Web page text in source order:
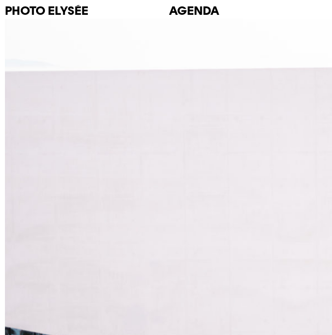
PHOTO ELYSÉE AGENDA